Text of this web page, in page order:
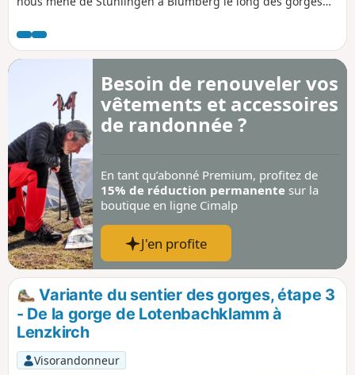
sentiers étroits et exposés. On passe plusieurs fois au-
dessus de la ligne ferroviaire de la Sauschwänzlebahn et,
Le Buchberg, avec sa longue montée, nous met à rude
épreuve dans le dernier tiers du parcours, avant de
redescendre vers Blumberg.
Besoin de renouveler vos
vêtements et accessoires
de randonnée ?
En tant qu’abonné Premium, profitez de
15% de réduction permanente sur la
boutique en ligne Cimalp
J'en profite
Variante du sentier des gorges, étape 3
- De la gorge de Lotenbachklamm à
Lenzkirch
Visorandonneur